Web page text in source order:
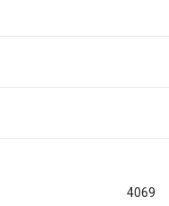
4069